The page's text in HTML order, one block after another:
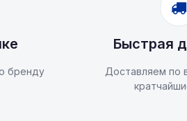
бренду
Быстрая
Доставляем по